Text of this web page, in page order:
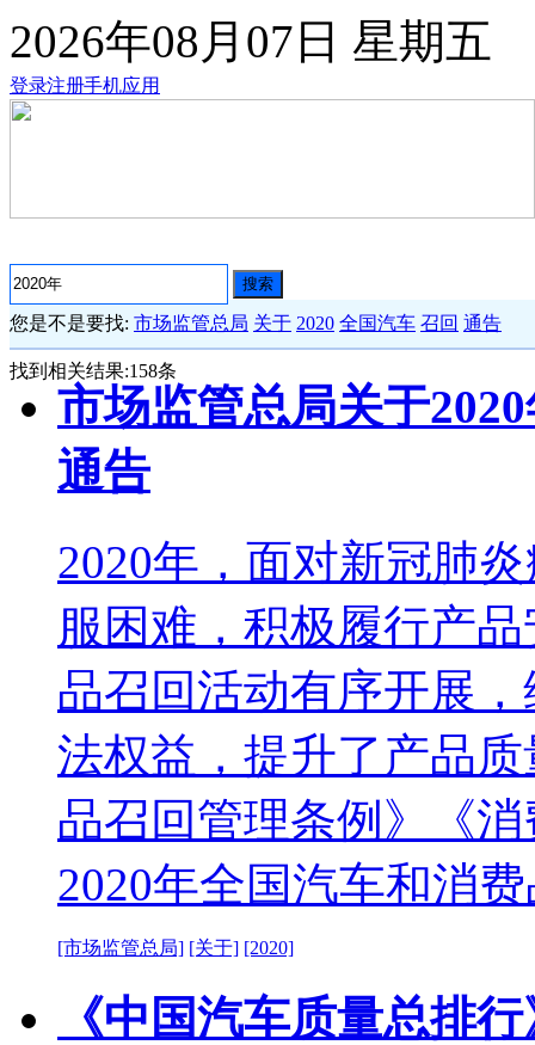
2026年08月07日 星期五
登录注册手机应用
搜索
您是不是要找: 市场监管总局 关于 2020 全国汽车 召回 通告
找到相关结果:158条
市场监管总局关于
通告
2020年，面对新冠肺
服困难，积极履行产
品召回活动有序开展
法权益，提升了产品
品召回管理条例》《
2020年全国汽车和消
[市场监管总局] [关于] [2020]
《中国汽车质量总排